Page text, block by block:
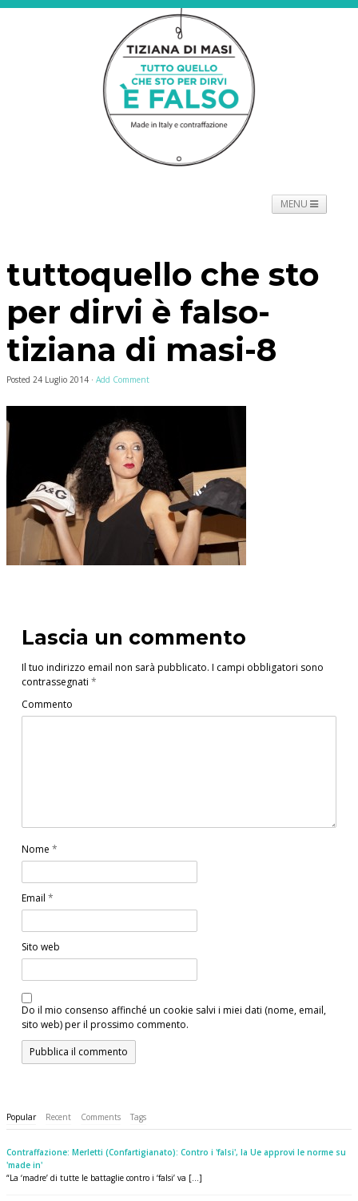
MENU
PROMOTORI PRESS CONTATTI
tuttoquello che sto
per dirvi è falso-
tiziana di masi-8
Posted 24 Luglio 2014 · Add Comment
Lascia un commento
Il tuo indirizzo email non sarà pubblicato. I campi obbligatori sono
contrassegnati *
Commento
Nome *
Email *
Sito web
Do il mio consenso affinché un cookie salvi i miei dati (nome, email,
sito web) per il prossimo commento.
Popular Recent Comments Tags
Contraffazione: Merletti (Confartigianato): Contro i 'falsi', la Ue approvi le norme su
'made in'
“La ‘madre’ di tutte le battaglie contro i ‘falsi’ va [...]